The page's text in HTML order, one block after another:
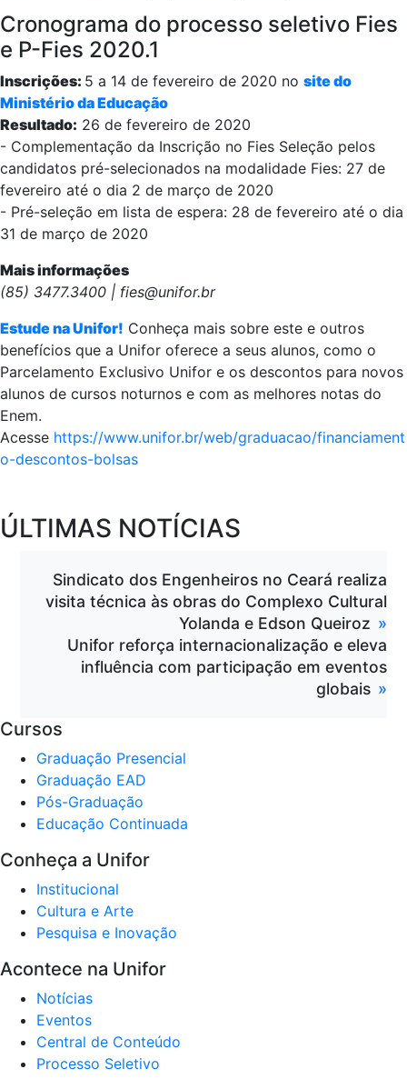
Cronograma do processo seletivo Fies
e P-Fies 2020.1
Inscrições: 5 a 14 de fevereiro de 2020 no site do
Ministério da Educação
Resultado: 26 de fevereiro de 2020
- Complementação da Inscrição no Fies Seleção pelos
candidatos pré-selecionados na modalidade Fies: 27 de
fevereiro até o dia 2 de março de 2020
- Pré-seleção em lista de espera: 28 de fevereiro até o dia
31 de março de 2020
Mais informações
(85) 3477.3400 | fies@unifor.br
Estude na Unifor! Conheça mais sobre este e outros
benefícios que a Unifor oferece a seus alunos, como o
Parcelamento Exclusivo Unifor e os descontos para novos
alunos de cursos noturnos e com as melhores notas do
Enem.
Acesse https://www.unifor.br/web/graduacao/financiament
o-descontos-bolsas
ÚLTIMAS NOTÍCIAS
Sindicato dos Engenheiros no Ceará realiza
visita técnica às obras do Complexo Cultural
Yolanda e Edson Queiroz
Unifor reforça internacionalização e eleva
influência com participação em eventos
globais
Cursos
Graduação Presencial
Graduação EAD
Pós-Graduação
Educação Continuada
Conheça a Unifor
Institucional
Cultura e Arte
Pesquisa e Inovação
Acontece na Unifor
Notícias
Eventos
Central de Conteúdo
Processo Seletivo